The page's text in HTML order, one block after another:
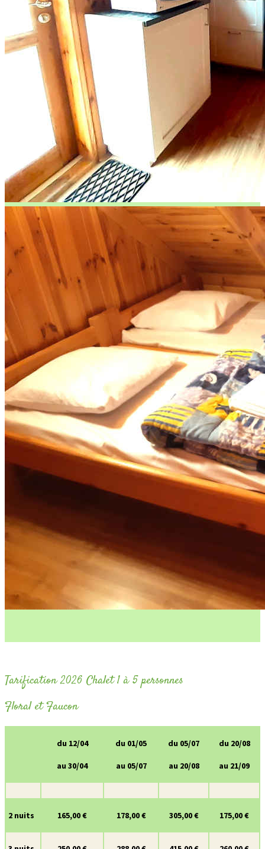
Tarification 2026 Chalet 1 à 5 personnes
Floral et Faucon
du 12/04
au 30/04
du 01/05
au 05/07
du 05/07
au 20/08
du 20/08
au 21/09
2 nuits 165,00 € 178,00 € 305,00 € 175,00 €